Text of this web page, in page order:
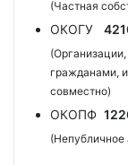
(Частная
ОКОГУ
гражданами,
совместно)
ОКОПФ
(Непубличное